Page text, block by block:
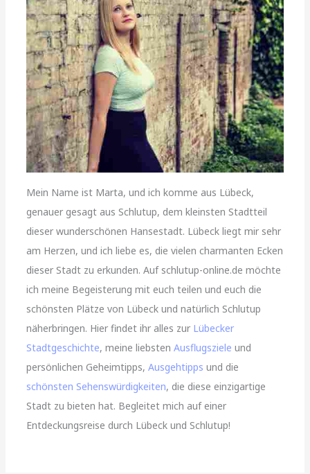
Mein Name ist Marta, und ich komme aus Lübeck,
genauer gesagt aus Schlutup, dem kleinsten Stadtteil
dieser wunderschönen Hansestadt. Lübeck liegt mir sehr
am Herzen, und ich liebe es, die vielen charmanten Ecken
dieser Stadt zu erkunden. Auf schlutup-online.de möchte
ich meine Begeisterung mit euch teilen und euch die
schönsten Plätze von Lübeck und natürlich Schlutup
näherbringen. Hier findet ihr alles zur Lübecker
Stadtgeschichte, meine liebstenAusflugsziele und
persönlichen Geheimtipps,Ausgehtipps und die
schönsten Sehenswürdigkeiten, die diese einzigartige
Stadt zu bieten hat. Begleitet mich auf einer
Entdeckungsreise durch Lübeck und Schlutup!